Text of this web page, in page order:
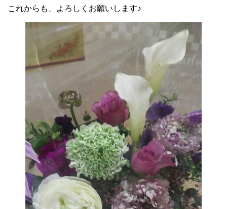
これからも、よろしくお願いします♪